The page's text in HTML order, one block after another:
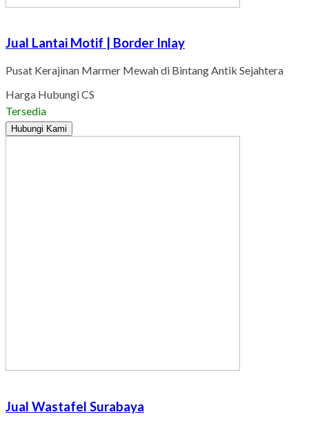
Jual Lantai Motif | Border Inlay
Pusat Kerajinan Marmer Mewah di Bintang Antik Sejahtera
Harga Hubungi CS
Tersedia
Hubungi Kami
Jual Wastafel Surabaya